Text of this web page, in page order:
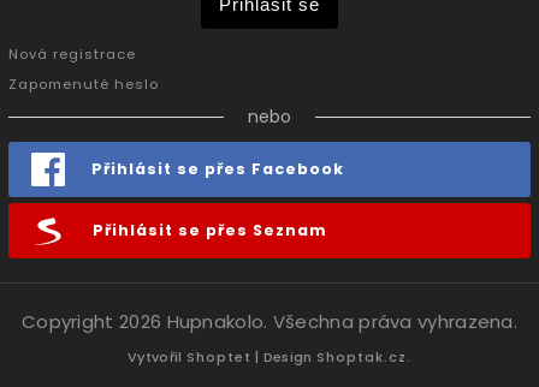
Přihlásit se
Nová registrace
Zapomenuté heslo
nebo
Přihlásit se přes Facebook
Přihlásit se přes Seznam
Copyright 2026 Hupnakolo. Všechna práva vyhrazena.
Vytvořil Shoptet | Design Shoptak.cz.